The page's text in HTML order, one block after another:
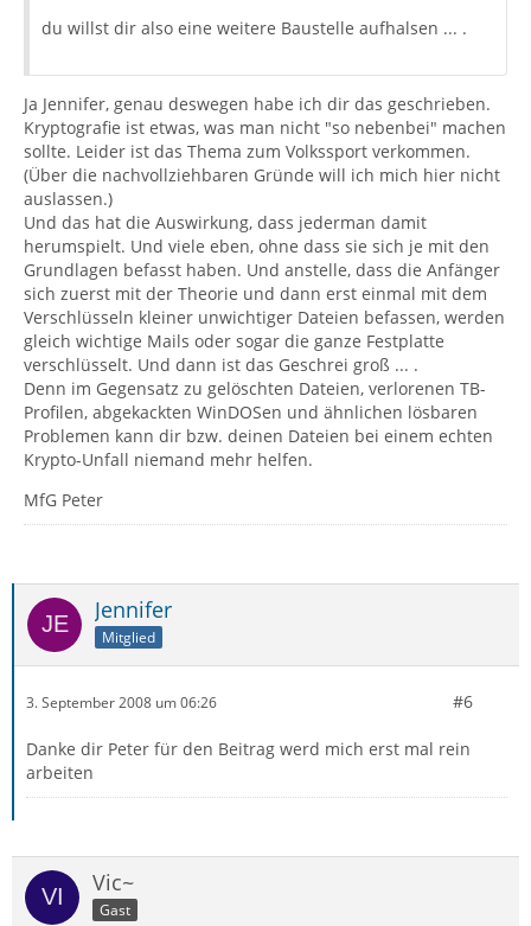
du willst dir also eine weitere Baustelle aufhalsen ... .
Ja Jennifer, genau deswegen habe ich dir das geschrieben.
Kryptografie ist etwas, was man nicht "so nebenbei" machen
sollte. Leider ist das Thema zum Volkssport verkommen.
(Über die nachvollziehbaren Gründe will ich mich hier nicht
auslassen.)
Und das hat die Auswirkung, dass jederman damit
herumspielt. Und viele eben, ohne dass sie sich je mit den
Grundlagen befasst haben. Und anstelle, dass die Anfänger
sich zuerst mit der Theorie und dann erst einmal mit dem
Verschlüsseln kleiner unwichtiger Dateien befassen, werden
gleich wichtige Mails oder sogar die ganze Festplatte
verschlüsselt. Und dann ist das Geschrei groß ... .
Denn im Gegensatz zu gelöschten Dateien, verlorenen TB-
Profilen, abgekackten WinDOSen und ähnlichen lösbaren
Problemen kann dir bzw. deinen Dateien bei einem echten
Krypto-Unfall niemand mehr helfen.
MfG Peter
Jennifer
Mitglied
3. September 2008 um 06:26 #6
Danke dir Peter für den Beitrag werd mich erst mal rein
arbeiten
Vic~
Gast